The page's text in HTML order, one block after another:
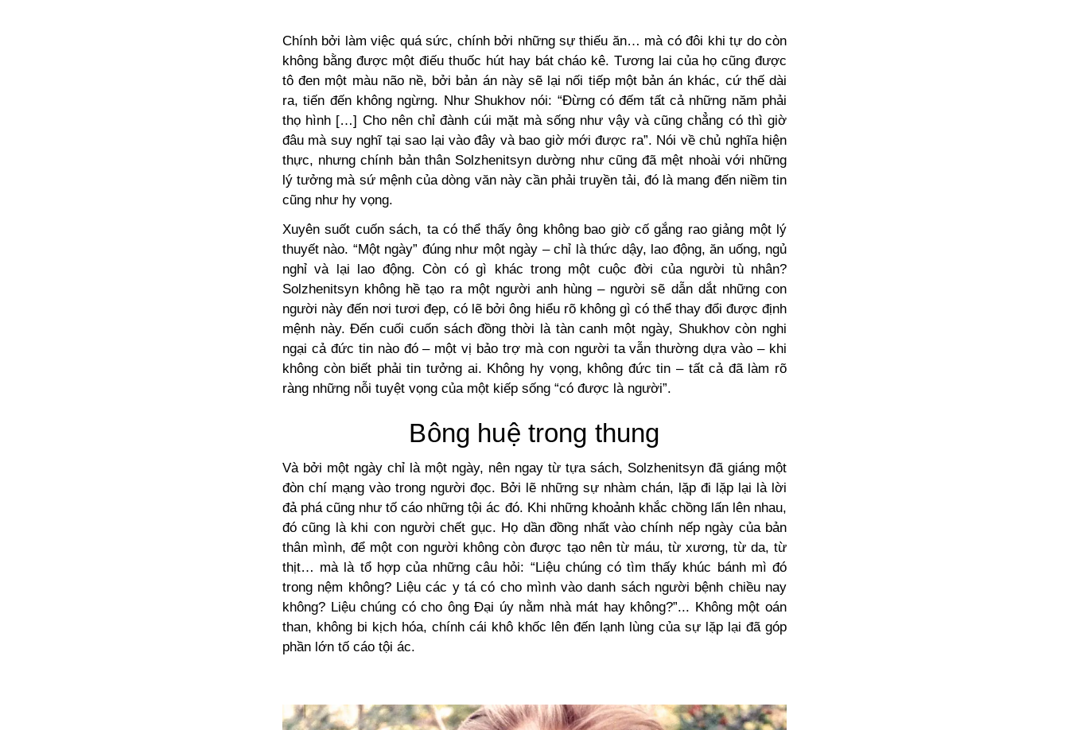
Chính bởi làm việc quá sức, chính bởi những sự thiếu ăn… mà có đôi khi tự do còn
không bằng được một điếu thuốc hút hay bát cháo kê. Tương lai của họ cũng được
tô đen một màu não nề, bởi bản án này sẽ lại nối tiếp một bản án khác, cứ thế dài
ra, tiến đến không ngừng. Như Shukhov nói: “Đừng có đếm tất cả những năm phải
thọ hình […] Cho nên chỉ đành cúi mặt mà sống như vậy và cũng chẳng có thì giờ
đâu mà suy nghĩ tại sao lại vào đây và bao giờ mới được ra”. Nói về chủ nghĩa hiện
thực, nhưng chính bản thân Solzhenitsyn dường như cũng đã mệt nhoài với những
lý tưởng mà sứ mệnh của dòng văn này cần phải truyền tải, đó là mang đến niềm tin
cũng như hy vọng.
Xuyên suốt cuốn sách, ta có thể thấy ông không bao giờ cố gắng rao giảng một lý
thuyết nào. “Một ngày” đúng như một ngày – chỉ là thức dậy, lao động, ăn uống, ngủ
nghỉ và lại lao động. Còn có gì khác trong một cuộc đời của người tù nhân?
Solzhenitsyn không hề tạo ra một người anh hùng – người sẽ dẫn dắt những con
người này đến nơi tươi đẹp, có lẽ bởi ông hiểu rõ không gì có thể thay đổi được định
mệnh này. Đến cuối cuốn sách đồng thời là tàn canh một ngày, Shukhov còn nghi
ngại cả đức tin nào đó – một vị bảo trợ mà con người ta vẫn thường dựa vào – khi
không còn biết phải tin tưởng ai. Không hy vọng, không đức tin – tất cả đã làm rõ
ràng những nỗi tuyệt vọng của một kiếp sống “có được là người”.
Bông huệ trong thung
Và bởi một ngày chỉ là một ngày, nên ngay từ tựa sách, Solzhenitsyn đã giáng một
đòn chí mạng vào trong người đọc. Bởi lẽ những sự nhàm chán, lặp đi lặp lại là lời
đả phá cũng như tố cáo những tội ác đó. Khi những khoảnh khắc chồng lấn lên nhau,
đó cũng là khi con người chết gục. Họ dần đồng nhất vào chính nếp ngày của bản
thân mình, để một con người không còn được tạo nên từ máu, từ xương, từ da, từ
thịt… mà là tổ hợp của những câu hỏi: “Liệu chúng có tìm thấy khúc bánh mì đó
trong nệm không? Liệu các y tá có cho mình vào danh sách người bệnh chiều nay
không? Liệu chúng có cho ông Đại úy nằm nhà mát hay không?”... Không một oán
than, không bi kịch hóa, chính cái khô khốc lên đến lạnh lùng của sự lặp lại đã góp
phần lớn tố cáo tội ác.